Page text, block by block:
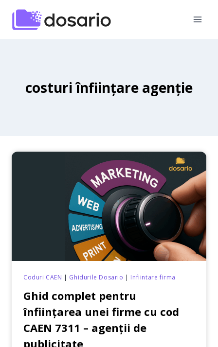
content
costuri înființare agenție
Coduri CAEN | Ghidurile Dosario | Infiintare firma
Ghid complet pentru
înființarea unei firme cu cod
CAEN 7311 – agenții de
publicitate